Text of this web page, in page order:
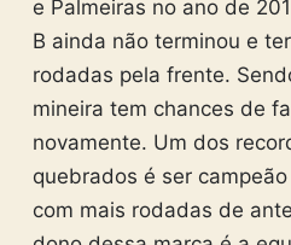
e Palmeiras no ano de
B ainda não terminou e
rodadas pela frente.
mineira tem chances de
novamente. Um dos
quebrados é ser
com mais rodadas de